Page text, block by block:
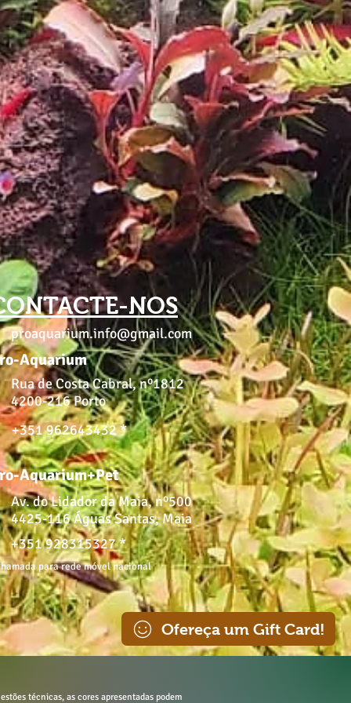
Ofereça um Gift Card!
NOS
proaquarium.info@gmail.com
Aquarium
Rua de Costa Cabral, nº1812
4200-216 Porto
+351 962643432 *
Aquarium+Pet
Av. do Lidador da Maia, nº500
4425-116 Águas Santas, Maia
+351 928315327 *
para rede móvel nacional
técnicas, as cores apresentadas podem